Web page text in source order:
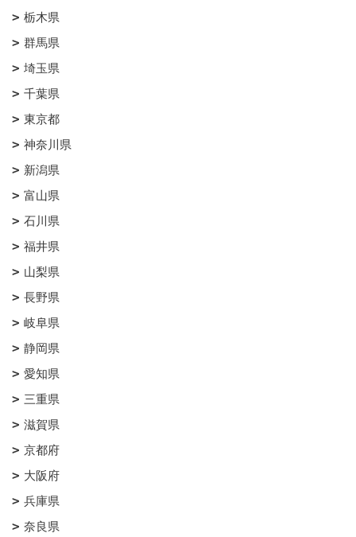
栃木県
群馬県
埼玉県
千葉県
東京都
神奈川県
新潟県
富山県
石川県
福井県
山梨県
長野県
岐阜県
静岡県
愛知県
三重県
滋賀県
京都府
大阪府
兵庫県
奈良県